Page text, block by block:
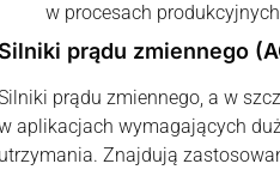
w procesach
Silniki prądu zmiennego
prądu zmiennego, a w
aplikacjach wymagających
utrzymania. Znajdują